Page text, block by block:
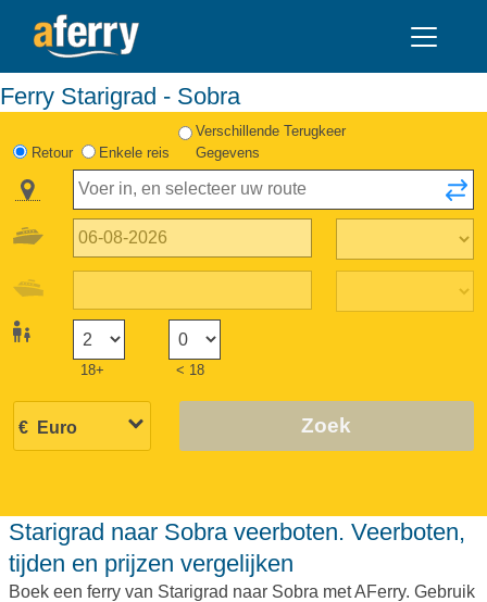
Ferry Starigrad - Sobra
Retour Enkele reis
Verschillende Terugkeer
Gegevens
18+ < 18
Zoek
Starigrad naar Sobra veerboten. Veerboten,
tijden en prijzen vergelijken
Boek een ferry van Starigrad naar Sobra met AFerry. Gebruik